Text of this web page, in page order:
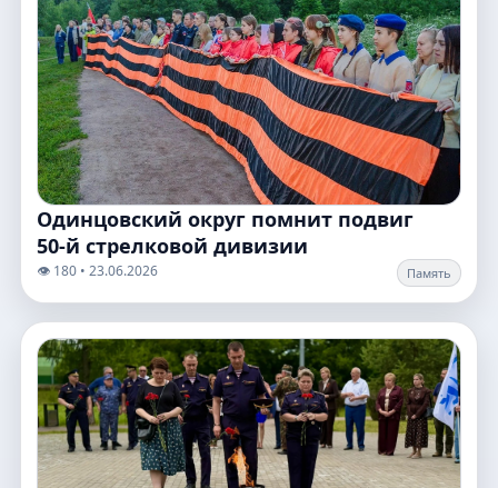
Одинцовский округ помнит подвиг
50‑й стрелковой дивизии
👁️ 180 • 23.06.2026 Память